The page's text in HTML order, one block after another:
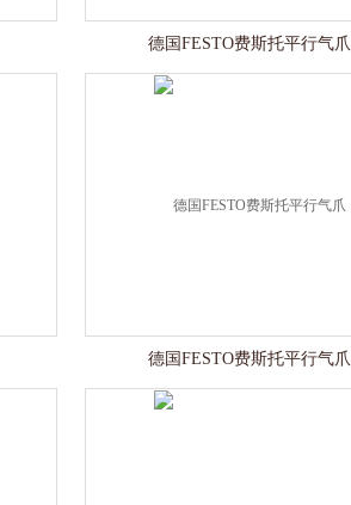
德国FESTO费斯托平行气爪
德国FESTO费斯托平行气爪